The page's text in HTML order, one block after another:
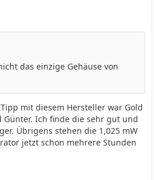
das einzige Gehäuse von
mit diesem Hersteller war Gold
Günter. Ich finde die sehr gut und
Übrigens stehen die 1,025 mW
jetzt schon mehrere Stunden